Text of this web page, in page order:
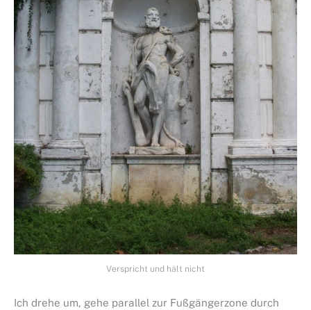
Verspricht und hält nicht
Ich drehe um, gehe parallel zur Fußgängerzone durch